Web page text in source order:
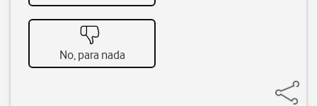
No, para nada